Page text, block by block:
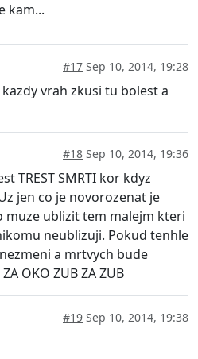
kam...
#17 Sep 10, 2014, 19:28
vrah zkusi tu bolest a
#18 Sep 10, 2014, 19:36
TREST SMRTI kor kdyz
jen co je novorozenat je
muze ublizit tem malejm kteri
neublizuji. Pokud tenhle
a mrtvych bude
OKO ZUB ZA ZUB
#19 Sep 10, 2014, 19:38